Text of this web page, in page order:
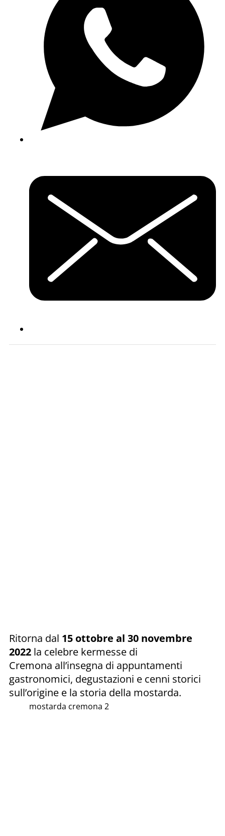
mostarda cremona 2
Ritorna dal 15 ottobre al 30 novembre
2022 la celebre kermesse di
Cremona all’insegna di appuntamenti
gastronomici, degustazioni e cenni storici
sull’origine e la storia della mostarda.